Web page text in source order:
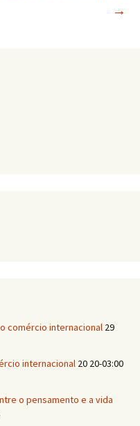
→
comércio internacional 29
internacional 20 20-03:00
o pensamento e a vida